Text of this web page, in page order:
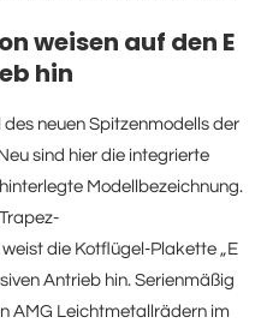
weisen auf den E
hin
neuen Spitzenmodells der
sind hier die integrierte
Modellbezeichnung.
die Kotflügel-Plakette „E
Antrieb hin. Serienmäßig
AMG Leichtmetallrädern im